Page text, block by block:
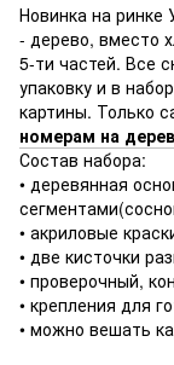
Новинка на ринке
- дерево, вместо
5-ти частей. Все
упаковку и в
картины. Только
номерам на
Состав набора:
• деревянная
• акриловые
• две кисточки
• проверочный,
• крепления для
• можно вешать